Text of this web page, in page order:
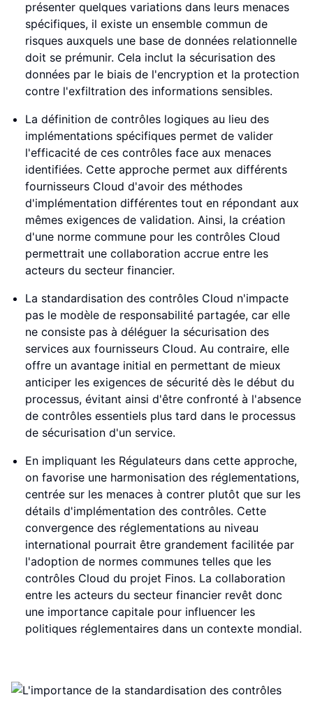
présenter quelques variations dans leurs menaces
spécifiques, il existe un ensemble commun de
risques auxquels une base de données relationnelle
doit se prémunir. Cela inclut la sécurisation des
données par le biais de l'encryption et la protection
contre l'exfiltration des informations sensibles.
La définition de contrôles logiques au lieu des
implémentations spécifiques permet de valider
l'efficacité de ces contrôles face aux menaces
identifiées. Cette approche permet aux différents
fournisseurs Cloud d'avoir des méthodes
d'implémentation différentes tout en répondant aux
mêmes exigences de validation. Ainsi, la création
d'une norme commune pour les contrôles Cloud
permettrait une collaboration accrue entre les
acteurs du secteur financier.
La standardisation des contrôles Cloud n'impacte
pas le modèle de responsabilité partagée, car elle
ne consiste pas à déléguer la sécurisation des
services aux fournisseurs Cloud. Au contraire, elle
offre un avantage initial en permettant de mieux
anticiper les exigences de sécurité dès le début du
processus, évitant ainsi d'être confronté à l'absence
de contrôles essentiels plus tard dans le processus
de sécurisation d'un service.
En impliquant les Régulateurs dans cette approche,
on favorise une harmonisation des réglementations,
centrée sur les menaces à contrer plutôt que sur les
détails d'implémentation des contrôles. Cette
convergence des réglementations au niveau
international pourrait être grandement facilitée par
l'adoption de normes communes telles que les
contrôles Cloud du projet Finos. La collaboration
entre les acteurs du secteur financier revêt donc
une importance capitale pour influencer les
politiques réglementaires dans un contexte mondial.